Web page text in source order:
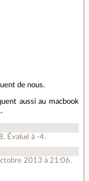
de nous.
aussi au macbook
. Évalué à -4.
2013 à 21:06.